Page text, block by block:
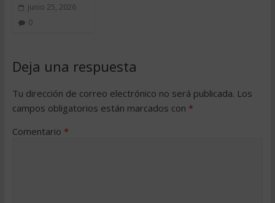
junio 25, 2026
0
Deja una respuesta
Tu dirección de correo electrónico no será publicada. Los
campos obligatorios están marcados con *
Comentario *